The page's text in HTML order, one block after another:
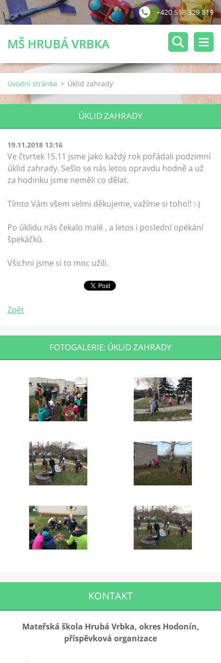
+420 518 329 819
MŠ HRUBÁ VRBKA
Úvodní stránka > Úklid zahrady
ÚKLID ZAHRADY
19.11.2018 13:16
Ve čtvrtek 15.11 jsme jako každý rok pořádali podzimní
úklid zahrady. Sešlo se nás letos opravdu hodně a už
za hodinku jsme neměli co dělat.
Tímto Vám všem velmi děkujeme, važíme si toho!! :-)
Po úklidu nás čekalo malé , a letos i poslední opékání
špekáčků.
Všichni jsme si to moc užili.
Zpět
FOTOGALERIE: ÚKLID ZAHRADY
KONTAKT
Mateřská škola Hrubá Vrbka, okres Hodonín,
příspěvková organizace